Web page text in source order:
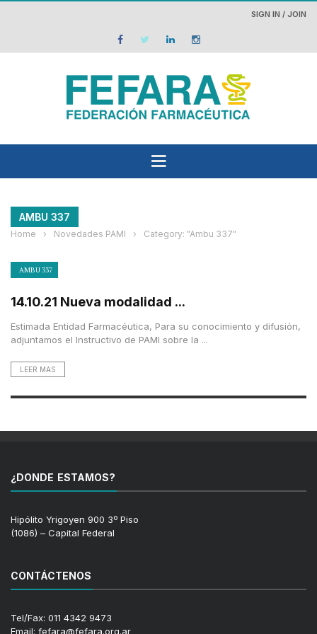
SIGN IN / JOIN
AMBU 337
Home › Novedades PAMI › Category: "Ambu 337"
AMBU 337
14.10.21 Nueva modalidad ...
Estimada Entidad Farmacéutica, Para su conocimiento y difusión,
adjuntamos el Instructivo de PAMI sobre la ...
LEER MAS
¿DONDE ESTAMOS?
Hipólito Yrigoyen 900 3º Piso
(1086) – Capital Federal
CONTÁCTENOS
Tel/Fax: 011 4342 9473
Email: fefara@fefara.org.ar